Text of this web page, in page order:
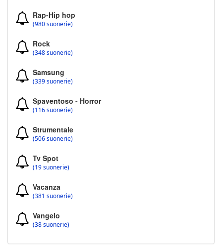
Rap-Hip hop
(980 suonerie)
Rock
(348 suonerie)
Samsung
(339 suonerie)
Spaventoso - Horror
(116 suonerie)
Strumentale
(506 suonerie)
Tv Spot
(19 suonerie)
Vacanza
(381 suonerie)
Vangelo
(38 suonerie)